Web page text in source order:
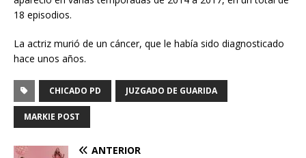
18 episodios.
La actriz murió de un cáncer, que le había sido diagnosticado
hace unos años.
CHICADO PD JUZGADO DE GUARIDA
MARKIE POST
ANTERIOR